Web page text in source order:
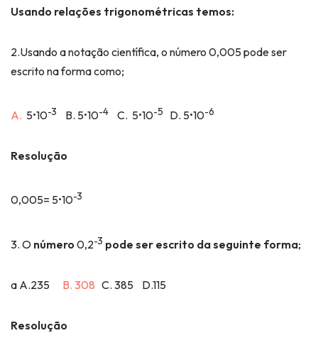
Usando relações trigonométricas temos:
2.Usando a notação científica, o número 0,005 pode ser
escrito na forma como;
A. 5•10-3 B. 5•10-4 C. 5•10-5 D. 5•10-6
Resolução
0,005= 5•10-3
3. O número 0,2-3 pode ser escrito da seguinte forma;
a A.235 B. 308 C. 385 D.115
Resolução